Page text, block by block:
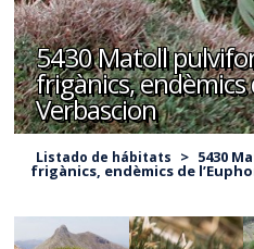
5430 Matoll
frigànics, endèmics
Verbascion
Listado de hábitats > 5430
frigànics, endèmics de